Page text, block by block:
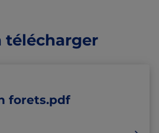
télécharger
forets.pdf